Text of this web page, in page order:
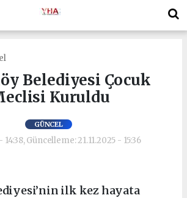
Belediyesi Çocuk
Kuruldu
GÜNCEL
14:38, Güncelleme: 21.11.2025 - 15:36
ilk kez hayata